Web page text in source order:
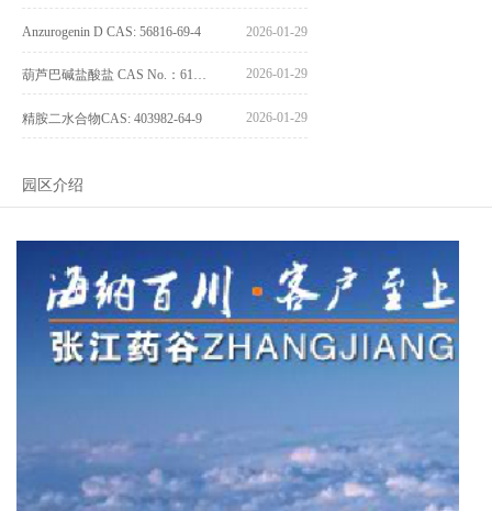
Anzurogenin D CAS: 56816-69-4 2026-01-29
2026-01-29
精胺二水合物CAS: 403982-64-9 2026-01-29
园区介绍